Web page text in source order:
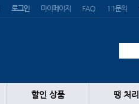
로그인 마이페이지 FAQ 1:1문의
할인 상품 땡 처리